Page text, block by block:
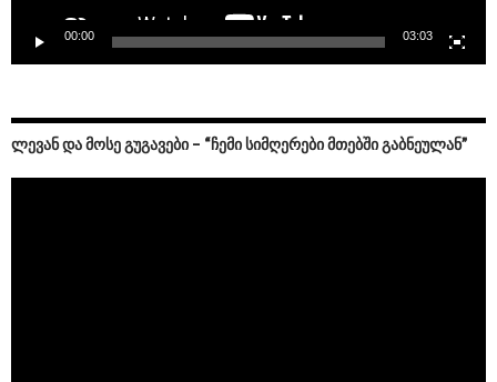
00:00 03:03
ᲚᲔᲕᲐᲜ ᲓᲐ ᲛᲝᲡᲔ ᲒᲣᲒᲐᲕᲔᲑᲘ – “ᲩᲔᲛᲘ ᲡᲘᲛᲦᲔᲠᲔᲑᲘ ᲛᲗᲔᲑᲨᲘ ᲒᲐᲑᲜᲔᲣᲚᲐᲜ”